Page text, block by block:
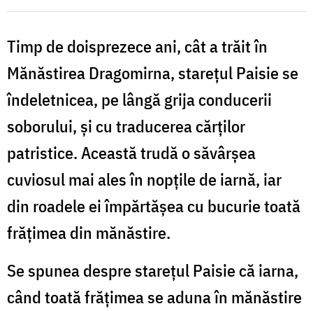
fiecăruia
Foto:
Nechifor
Timp de doisprezece ani, cât a trăit în
Mănăstirea Dragomirna, stareţul Paisie se
îndeletnicea, pe lângă grija conducerii
soborului, şi cu traducerea cărţilor
patristice. Această trudă o săvârşea
cuviosul mai ales în nopţile de iarnă, iar
din roadele ei împărtăşea cu bucurie toată
frăţimea din mănăstire.
Se spunea despre stareţul Paisie că iarna,
când toată frăţimea se aduna în mănăstire